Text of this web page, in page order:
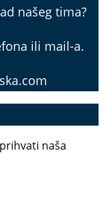
našeg tima?
ili mail-a.
naša